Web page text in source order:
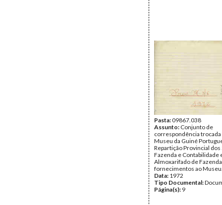
Pasta:09867.038
Assunto: Conjunto de
correspondência
Museu da Guiné
Repartição Provincial dos
Fazenda e Contabilidade
Almoxarifado de
fornecimentos ao
Data: 1972
Tipo Documental:
Página(s): 9